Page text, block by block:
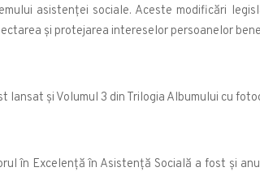
asistenței sociale. Aceste modificări
și protejarea intereselor persoanelor
lansat și Volumul 3 din Trilogia Albumului cu
în Excelență în Asistență Socială a fost și